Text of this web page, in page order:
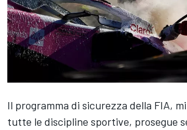
Il programma di sicurezza della FIA,
tutte le discipline sportive, prosegue